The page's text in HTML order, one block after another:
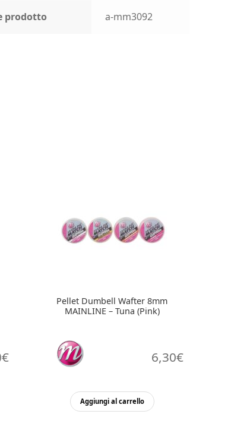
prodotto a-mm3092
€
Pellet Dumbell Wafter 8mm
MAINLINE – Tuna (Pink)
6,30€
Aggiungi al carrello